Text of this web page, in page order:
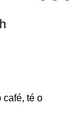
café, té o